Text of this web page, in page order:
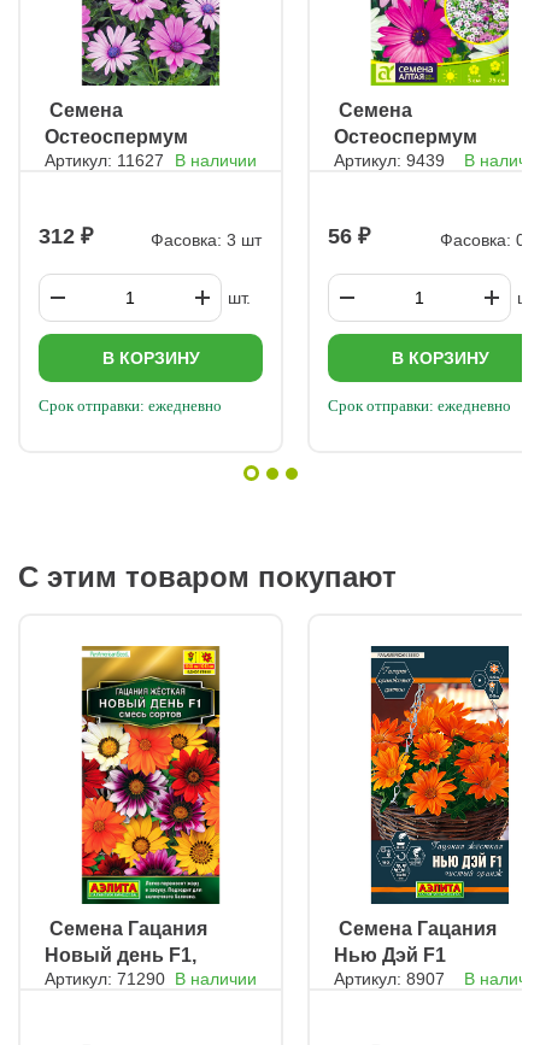
ㅤ Семена
Остеоспермум
Пэшн пинк шейдс
Артикул: 11627 В наличии
312 Фасовка: 3 шт
шт.
В КОРЗИНУ
Срок отправки: ежедневно
ㅤ Семена
Остеоспермум
Смесь
Артикул: 9439 В
56 Фасовка: 0,1
шт.
В КОРЗИНУ
Срок отправки: ежедневно
С этим товаром покупают
ㅤ Семена Гацания
Новый день F1,
смесь окрасок
Артикул: 71290 В наличии
ㅤ Семена Гацания
Нью Дэй F1
чистый оранж
Артикул: 8907 В